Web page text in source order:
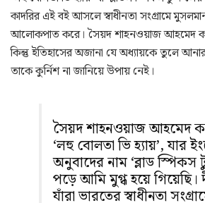
কাদরির এই বই আসলে স্বাধীনতা সংগ্রামে
আলোকপাত করে। সৈয়দ শাহনওয়াজ আহমেদ
কিন্তু ইতিহাসের অজানা যে অধ্যায়কে তুলে
তাকে কুর্নিশ না জানিয়ে উপায় নেই।
সৈয়দ শাহনওয়াজ আহমেদ
‘লহু বোলতা ভি হ্যায়’, যার
অনুবাদের নাম ‘ব্লাড স্পিকস
পড়ে আমি মুগ্ধ হয়ে গিয়েছি।
যাঁরা ভারতের স্বাধীনতা